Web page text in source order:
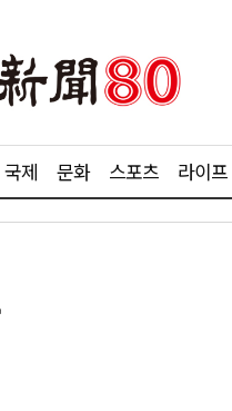
국제 문화 스포츠 라이프